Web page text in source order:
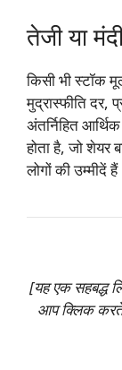
तेजी या
किसी भी स्टॉक
मुद्रास्फीति दर,
अंतर्निहित
होता है, जो शेयर
लोगों की उम्मीदें
[यह एक सहबद्ध
आप क्लिक करते